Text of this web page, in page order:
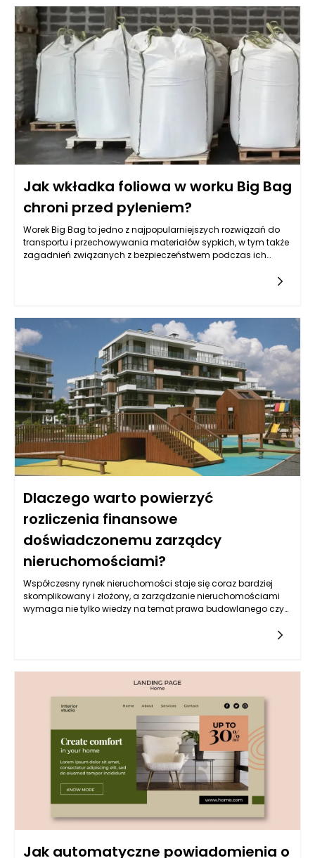
zakupowe. Konfigurator mebli w sklepie meblowym online
znacznie poprawia doświadczenia użytkowników, co na ogół
przekłada się na zwiększenie konwersji, jednak aby dokładniej
zrozumieć ten związek, warto przyjrzeć się bliżej
funkcjonalności konfiguratorów oraz ich wpływowi na
zakupowe zachowania klientów.
Jak wkładka foliowa w worku Big Bag
chroni przed pyleniem?
Worek Big Bag to jedno z najpopularniejszych rozwiązań do
transportu i przechowywania materiałów sypkich, w tym także
zagadnień związanych z bezpieczeństwem podczas ich
stanowią dodatkową warstwę ochronną, worki Big Bag
potrafią skutecznie zatrzymywać drobne cząstki materiału
wewnątrz, co znacznie minimalizuje ryzyko zanieczyszczeń w
otoczeniu.
Dlaczego warto powierzyć
rozliczenia finansowe
doświadczonemu zarządcy
nieruchomościami?
Współczesny rynek nieruchomości staje się coraz bardziej
skomplikowany i złożony, a zarządzanie nieruchomościami
wymaga nie tylko wiedzy na temat prawa budowlanego czy
efektywność zarządzania zasobami. Zarządcy, którzy mają
bogate doświadczenie w tej dziedzinie, potrafią dostosować
strategie do zmieniających się warunków rynkowych oraz
zminimalizować ryzyko finansowe związane z prowadzeniem
Jak automatyczne powiadomienia o